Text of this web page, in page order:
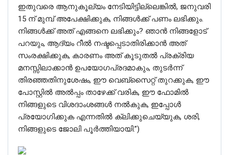
ഇതുവരെ ആനുകൂല്യം നേടിയിട്ടില്ലെങ്കിൽ, ജനുവരി
15 ന് മുമ്പ് അപേക്ഷിക്കുക, നിങ്ങൾക്ക് പണം ലഭിക്കും.
നിങ്ങൾക്ക് അത് എങ്ങനെ ലഭിക്കും? ഞാൻ നിങ്ങളോട്
പറയും, ആദ്യം റീൽ നഷ്ടപ്പെടാതിരിക്കാൻ അത്
സംരക്ഷിക്കുക, കാരണം അത് കൂടുതൽ പ്രക്രിയ
മനസ്സിലാക്കാൻ ഉപയോഗപ്രദമാകും, തുടർന്ന്
തിരഞ്ഞതിനുശേഷം, ഈ വെബ്‌സൈറ്റ് തുറക്കുക, ഈ
പോസ്റ്റിൽ അൽപ്പം താഴേക്ക് വരിക, ഈ ഫോമിൽ
നിങ്ങളുടെ വിശദാംശങ്ങൾ നൽകുക, ഇപ്പോൾ
പ്രയോഗിക്കുക എന്നതിൽ ക്ലിക്കുചെയ്യുക, ശരി,
നിങ്ങളുടെ ജോലി പൂർത്തിയായി.”)